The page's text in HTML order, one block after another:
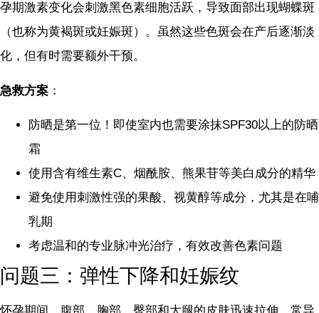
孕期激素变化会刺激黑色素细胞活跃，导致面部出现蝴蝶斑
（也称为黄褐斑或妊娠斑）。虽然这些色斑会在产后逐渐淡
化，但有时需要额外干预。
急救方案 ：
防晒是第一位！即使室内也需要涂抹SPF30以上的防晒
霜
使用含有维生素C、烟酰胺、熊果苷等美白成分的精华
避免使用刺激性强的果酸、视黄醇等成分，尤其是在哺
乳期
考虑温和的专业脉冲光治疗，有效改善色素问题
问题三：弹性下降和妊娠纹